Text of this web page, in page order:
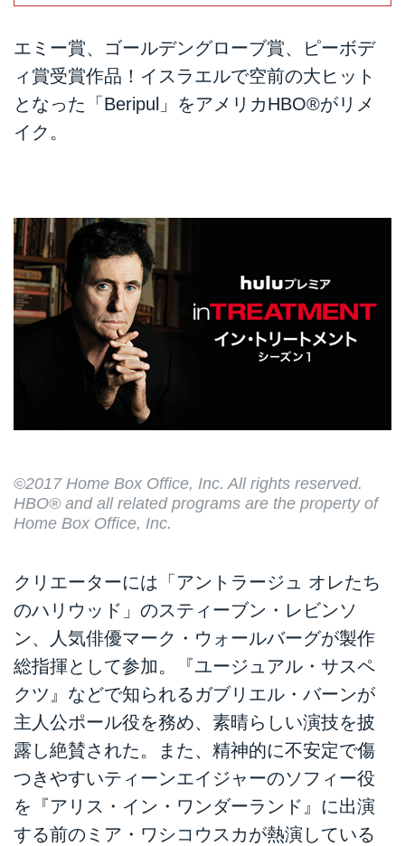
ぶつかり合う―。
エミー賞、ゴールデングローブ賞、ピーボデ
ィ賞受賞作品！イスラエルで空前の大ヒット
となった「Beripul」をアメリカHBO®がリメ
イク。
©2017 Home Box Office, Inc. All rights reserved.
HBO® and all related programs are the property of
Home Box Office, Inc.
クリエーターには「アントラージュ オレたち
のハリウッド」のスティーブン・レビンソ
ン、人気俳優マーク・ウォールバーグが製作
総指揮として参加。『ユージュアル・サスペ
クツ』などで知られるガブリエル・バーンが
主人公ポール役を務め、素晴らしい演技を披
露し絶賛された。また、精神的に不安定で傷
つきやすいティーンエイジャーのソフィー役
を『アリス・イン・ワンダーランド』に出演
する前のミア・ワシコウスカが熱演している